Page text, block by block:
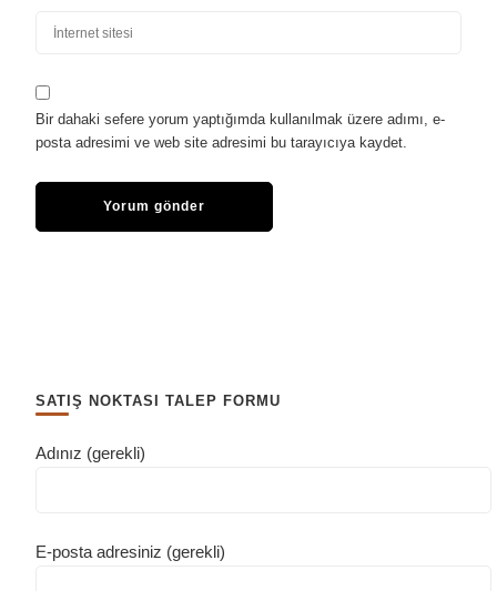
Bir dahaki sefere yorum yaptığımda kullanılmak üzere adımı, e-
posta adresimi ve web site adresimi bu tarayıcıya kaydet.
SATIŞ NOKTASI TALEP FORMU
Adınız (gerekli)
E-posta adresiniz (gerekli)